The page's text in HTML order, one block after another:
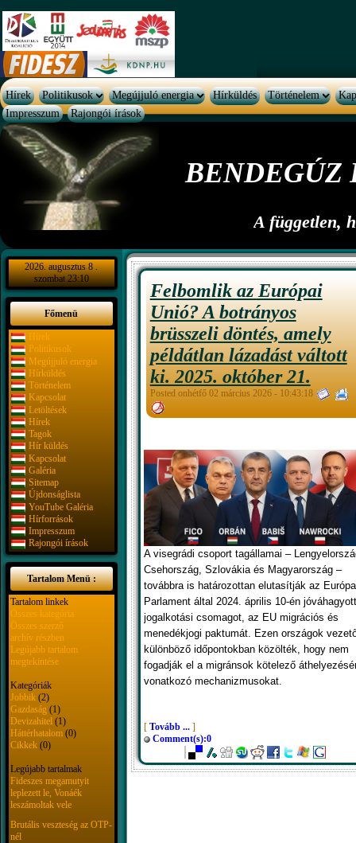
Hírek Politikusok Megújjuló energia Hírküldés Történelem
Impresszum
Rajongói írások
BENDEGÚZ
A független,
2026. augusztus 8 .
szombat 23:10
Főmenü
Hírek
Politikusok
Megújjuló energia
Hírküldés
Történelem
Kapcsolat
Letöltések
Hírek
Tagok
Hír küldés
Kapcsolat
Galéria
Sitemap
Újdonságlista
YouTube Galéria
Hírforrások
Impresszum
Rajongói írások
Tartalom Menü :
Tartalom linkek
Összes kategória
Összes szerző
archív részben
Legújabb tartalom
megtekintése
Kategóriák
Jobbik (2)
Gazdaság (1)
Devizahitel (1)
Háttérhatalom (0)
Cikkek (0)
Legújabb tartalmak
Fideszes megamutyit
leplezett le, Vonáék
leszámoltak vele
Brutális veszteség az OTP-
nél
Felbomlik az Európai
Unió? A botrányos
brüsszeli döntés, amely
példátlan lázadást váltott
ki. 2025. október 21.
Posted onhétfő 02 március 2026 - 10:43:18
A visegrádi csoport tagállamai –
Csehország, Szlovákia és Magyarország –
továbbra is határozottan elutasítják az
Parlament által 2024. április 10-én jóváhagyott
jogalkotási csomagot, az EU migrációs és
menedékjogi paktumát. Ezen országok
különböző időpontokban közölték, hogy nem
fogadják el a migránsok kötelező
vonatkozó mechanizmusokat.
[ Tovább ...]
Comment(s):0